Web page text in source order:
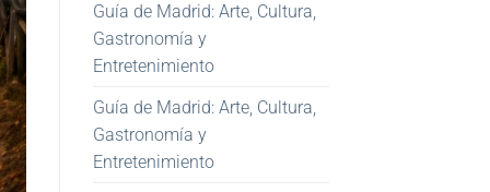
Guía de Madrid: Arte, Cultura,
Gastronomía y
Entretenimiento
Guía de Madrid: Arte, Cultura,
Gastronomía y
Entretenimiento